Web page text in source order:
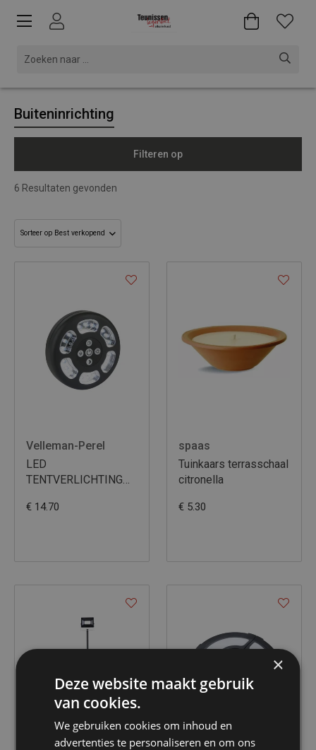
Buiteninrichting
Filteren op
6 Resultaten gevonden
Velleman-Perel
LED
TENTVERLICHTING
€ 14.70
spaas
Tuinkaars terrasschaal
citronella
€ 5.30
×
Deze website maakt gebruik
van cookies.
We gebruiken cookies om inhoud en
advertenties te personaliseren en om ons